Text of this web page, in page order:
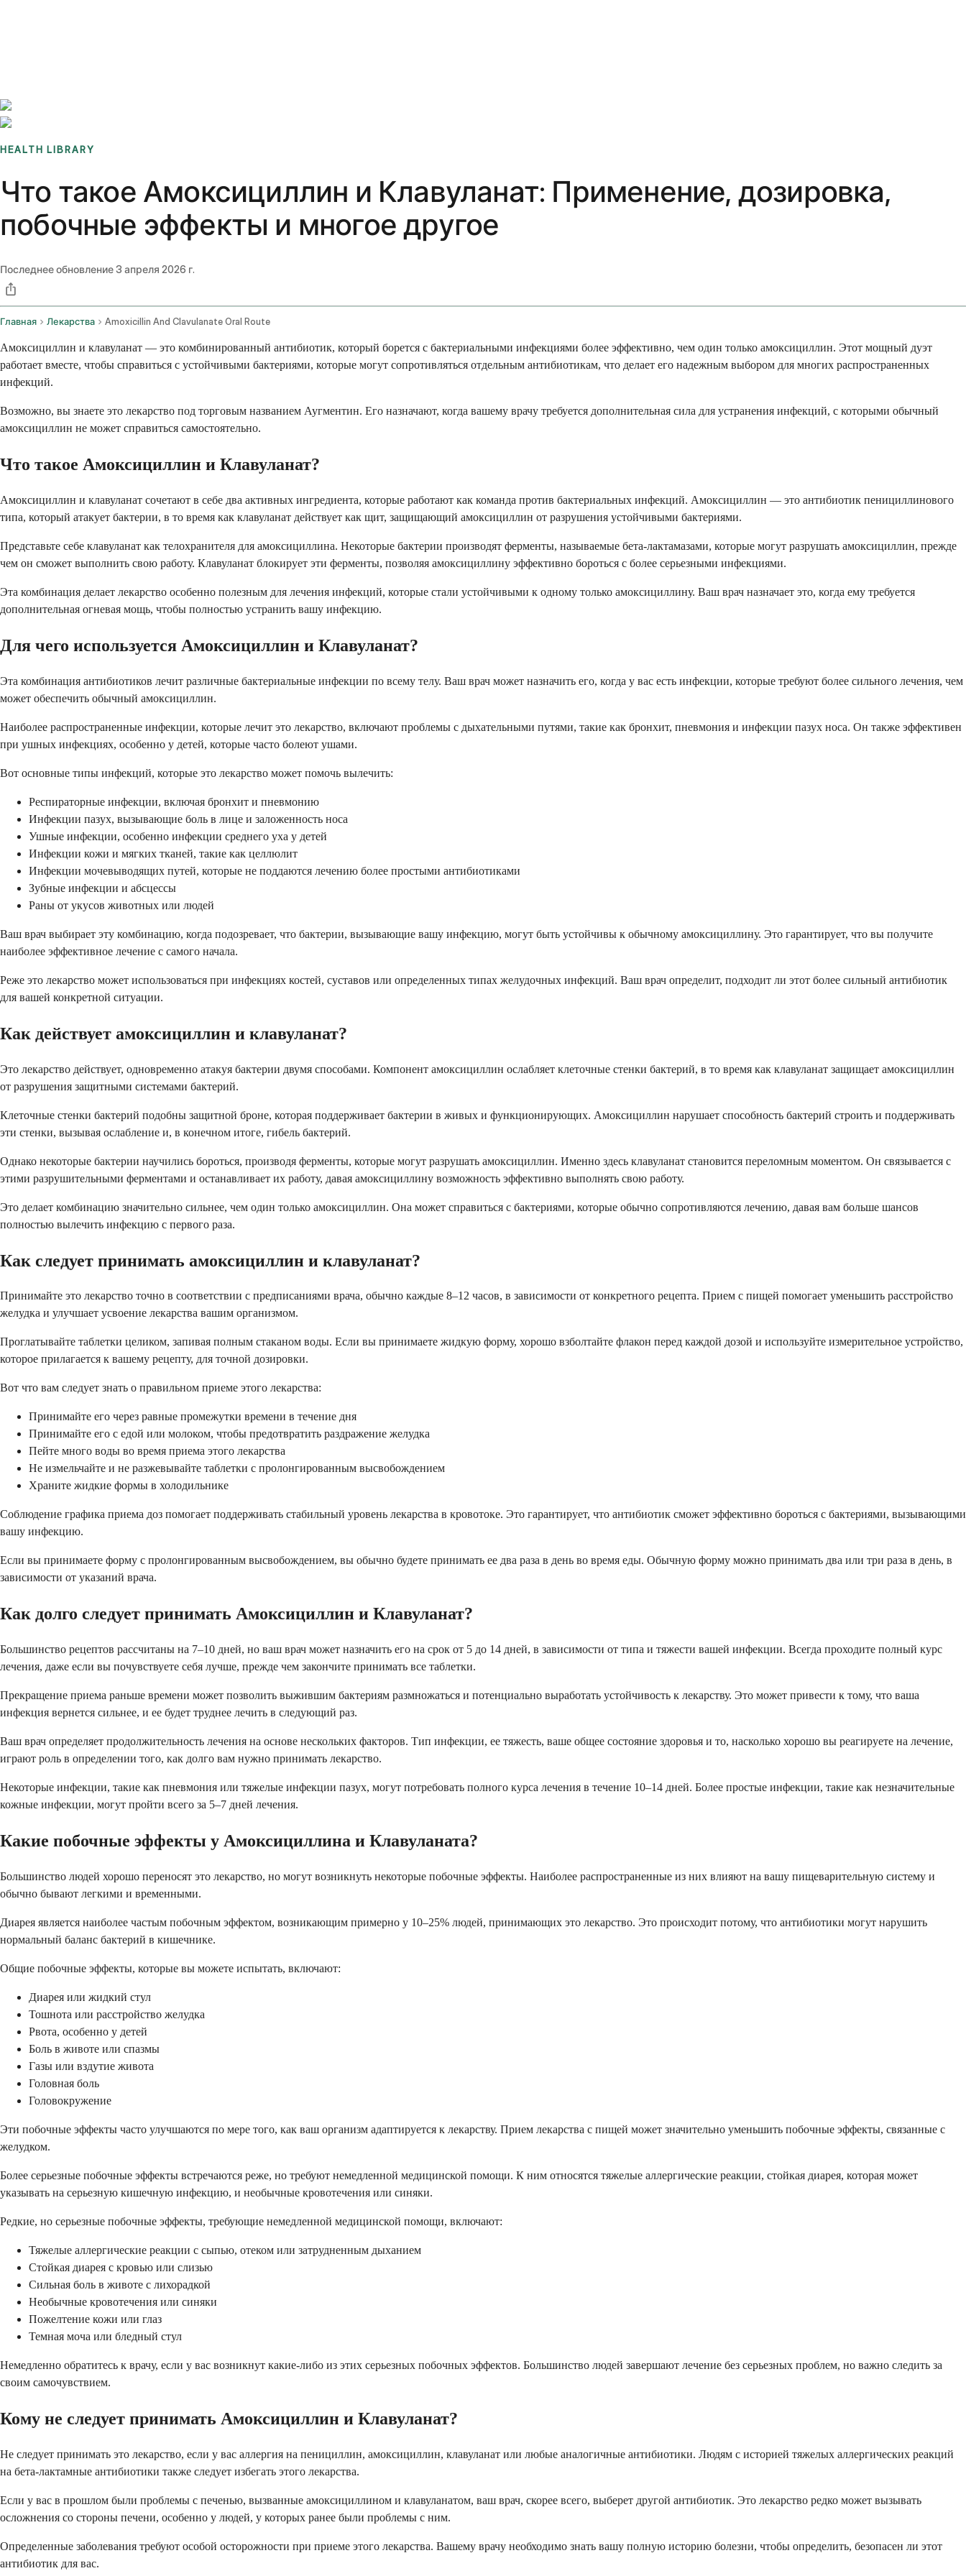
HEALTH LIBRARY
Что такое Амоксициллин и Клавуланат: Применение, дозировка,
побочные эффекты и многое другое
Последнее обновление3 апреля 2026 г.
Главная Лекарства Amoxicillin And Clavulanate Oral Route
Амоксициллин и клавуланат — это комбинированный антибиотик, который борется с бактериальными инфекциями более эффективно, чем один только амоксициллин. Этот мощный дуэт
работает вместе, чтобы справиться с устойчивыми бактериями, которые могут сопротивляться отдельным антибиотикам, что делает его надежным выбором для многих распространенных
инфекций.
Возможно, вы знаете это лекарство под торговым названием Аугментин. Его назначают, когда вашему врачу требуется дополнительная сила для устранения инфекций, с которыми обычный
амоксициллин не может справиться самостоятельно.
Что такое Амоксициллин и Клавуланат?
Амоксициллин и клавуланат сочетают в себе два активных ингредиента, которые работают как команда против бактериальных инфекций. Амоксициллин — это антибиотик пенициллинового
типа, который атакует бактерии, в то время как клавуланат действует как щит, защищающий амоксициллин от разрушения устойчивыми бактериями.
Представьте себе клавуланат как телохранителя для амоксициллина. Некоторые бактерии производят ферменты, называемые бета-лактамазами, которые могут разрушать амоксициллин, прежде
чем он сможет выполнить свою работу. Клавуланат блокирует эти ферменты, позволяя амоксициллину эффективно бороться с более серьезными инфекциями.
Эта комбинация делает лекарство особенно полезным для лечения инфекций, которые стали устойчивыми к одному только амоксициллину. Ваш врач назначает это, когда ему требуется
дополнительная огневая мощь, чтобы полностью устранить вашу инфекцию.
Для чего используется Амоксициллин и Клавуланат?
Эта комбинация антибиотиков лечит различные бактериальные инфекции по всему телу. Ваш врач может назначить его, когда у вас есть инфекции, которые требуют более сильного лечения, чем
может обеспечить обычный амоксициллин.
Наиболее распространенные инфекции, которые лечит это лекарство, включают проблемы с дыхательными путями, такие как бронхит, пневмония и инфекции пазух носа. Он также эффективен
при ушных инфекциях, особенно у детей, которые часто болеют ушами.
Вот основные типы инфекций, которые это лекарство может помочь вылечить:
Респираторные инфекции, включая бронхит и пневмонию
Инфекции пазух, вызывающие боль в лице и заложенность носа
Ушные инфекции, особенно инфекции среднего уха у детей
Инфекции кожи и мягких тканей, такие как целлюлит
Инфекции мочевыводящих путей, которые не поддаются лечению более простыми антибиотиками
Зубные инфекции и абсцессы
Раны от укусов животных или людей
Ваш врач выбирает эту комбинацию, когда подозревает, что бактерии, вызывающие вашу инфекцию, могут быть устойчивы к обычному амоксициллину. Это гарантирует, что вы получите
наиболее эффективное лечение с самого начала.
Реже это лекарство может использоваться при инфекциях костей, суставов или определенных типах желудочных инфекций. Ваш врач определит, подходит ли этот более сильный антибиотик
для вашей конкретной ситуации.
Как действует амоксициллин и клавуланат?
Это лекарство действует, одновременно атакуя бактерии двумя способами. Компонент амоксициллин ослабляет клеточные стенки бактерий, в то время как клавуланат защищает амоксициллин
от разрушения защитными системами бактерий.
Клеточные стенки бактерий подобны защитной броне, которая поддерживает бактерии в живых и функционирующих. Амоксициллин нарушает способность бактерий строить и поддерживать
эти стенки, вызывая ослабление и, в конечном итоге, гибель бактерий.
Однако некоторые бактерии научились бороться, производя ферменты, которые могут разрушать амоксициллин. Именно здесь клавуланат становится переломным моментом. Он связывается с
этими разрушительными ферментами и останавливает их работу, давая амоксициллину возможность эффективно выполнять свою работу.
Это делает комбинацию значительно сильнее, чем один только амоксициллин. Она может справиться с бактериями, которые обычно сопротивляются лечению, давая вам больше шансов
полностью вылечить инфекцию с первого раза.
Как следует принимать амоксициллин и клавуланат?
Принимайте это лекарство точно в соответствии с предписаниями врача, обычно каждые 8–12 часов, в зависимости от конкретного рецепта. Прием с пищей помогает уменьшить расстройство
желудка и улучшает усвоение лекарства вашим организмом.
Проглатывайте таблетки целиком, запивая полным стаканом воды. Если вы принимаете жидкую форму, хорошо взболтайте флакон перед каждой дозой и используйте измерительное устройство,
которое прилагается к вашему рецепту, для точной дозировки.
Вот что вам следует знать о правильном приеме этого лекарства:
Принимайте его через равные промежутки времени в течение дня
Принимайте его с едой или молоком, чтобы предотвратить раздражение желудка
Пейте много воды во время приема этого лекарства
Не измельчайте и не разжевывайте таблетки с пролонгированным высвобождением
Храните жидкие формы в холодильнике
Соблюдение графика приема доз помогает поддерживать стабильный уровень лекарства в кровотоке. Это гарантирует, что антибиотик сможет эффективно бороться с бактериями, вызывающими
вашу инфекцию.
Если вы принимаете форму с пролонгированным высвобождением, вы обычно будете принимать ее два раза в день во время еды. Обычную форму можно принимать два или три раза в день, в
зависимости от указаний врача.
Как долго следует принимать Амоксициллин и Клавуланат?
Большинство рецептов рассчитаны на 7–10 дней, но ваш врач может назначить его на срок от 5 до 14 дней, в зависимости от типа и тяжести вашей инфекции. Всегда проходите полный курс
лечения, даже если вы почувствуете себя лучше, прежде чем закончите принимать все таблетки.
Прекращение приема раньше времени может позволить выжившим бактериям размножаться и потенциально выработать устойчивость к лекарству. Это может привести к тому, что ваша
инфекция вернется сильнее, и ее будет труднее лечить в следующий раз.
Ваш врач определяет продолжительность лечения на основе нескольких факторов. Тип инфекции, ее тяжесть, ваше общее состояние здоровья и то, насколько хорошо вы реагируете на лечение,
играют роль в определении того, как долго вам нужно принимать лекарство.
Некоторые инфекции, такие как пневмония или тяжелые инфекции пазух, могут потребовать полного курса лечения в течение 10–14 дней. Более простые инфекции, такие как незначительные
кожные инфекции, могут пройти всего за 5–7 дней лечения.
Какие побочные эффекты у Амоксициллина и Клавуланата?
Большинство людей хорошо переносят это лекарство, но могут возникнуть некоторые побочные эффекты. Наиболее распространенные из них влияют на вашу пищеварительную систему и
обычно бывают легкими и временными.
Диарея является наиболее частым побочным эффектом, возникающим примерно у 10–25% людей, принимающих это лекарство. Это происходит потому, что антибиотики могут нарушить
нормальный баланс бактерий в кишечнике.
Общие побочные эффекты, которые вы можете испытать, включают:
Диарея или жидкий стул
Тошнота или расстройство желудка
Рвота, особенно у детей
Боль в животе или спазмы
Газы или вздутие живота
Головная боль
Головокружение
Эти побочные эффекты часто улучшаются по мере того, как ваш организм адаптируется к лекарству. Прием лекарства с пищей может значительно уменьшить побочные эффекты, связанные с
желудком.
Более серьезные побочные эффекты встречаются реже, но требуют немедленной медицинской помощи. К ним относятся тяжелые аллергические реакции, стойкая диарея, которая может
указывать на серьезную кишечную инфекцию, и необычные кровотечения или синяки.
Редкие, но серьезные побочные эффекты, требующие немедленной медицинской помощи, включают:
Тяжелые аллергические реакции с сыпью, отеком или затрудненным дыханием
Стойкая диарея с кровью или слизью
Сильная боль в животе с лихорадкой
Необычные кровотечения или синяки
Пожелтение кожи или глаз
Темная моча или бледный стул
Немедленно обратитесь к врачу, если у вас возникнут какие-либо из этих серьезных побочных эффектов. Большинство людей завершают лечение без серьезных проблем, но важно следить за
своим самочувствием.
Кому не следует принимать Амоксициллин и Клавуланат?
Не следует принимать это лекарство, если у вас аллергия на пенициллин, амоксициллин, клавуланат или любые аналогичные антибиотики. Людям с историей тяжелых аллергических реакций
на бета-лактамные антибиотики также следует избегать этого лекарства.
Если у вас в прошлом были проблемы с печенью, вызванные амоксициллином и клавуланатом, ваш врач, скорее всего, выберет другой антибиотик. Это лекарство редко может вызывать
осложнения со стороны печени, особенно у людей, у которых ранее были проблемы с ним.
Определенные заболевания требуют особой осторожности при приеме этого лекарства. Вашему врачу необходимо знать вашу полную историю болезни, чтобы определить, безопасен ли этот
антибиотик для вас.